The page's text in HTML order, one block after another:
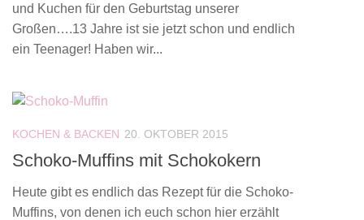
und Kuchen für den Geburtstag unserer
Großen….13 Jahre ist sie jetzt schon und endlich
ein Teenager! Haben wir...
KOCHEN & BACKEN 20. OKTOBER 2015
Schoko-Muffins mit Schokokern
Heute gibt es endlich das Rezept für die Schoko-
Muffins, von denen ich euch schon hier erzählt